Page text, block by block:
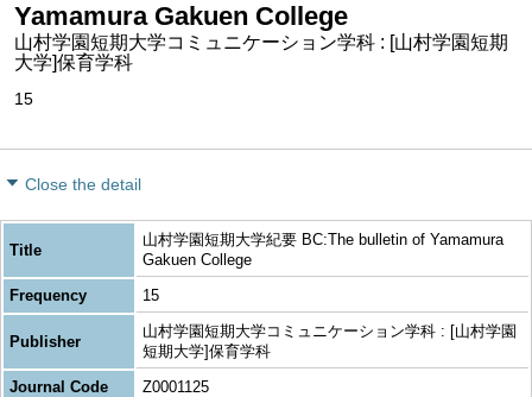
Yamamura Gakuen College
山村学園短期大学コミュニケーション学科 : [山村学園短期
大学]保育学科
15
Close the detail
Title
山村学園短期大学紀要 BC:The bulletin of Yamamura
Gakuen College
Frequency
15
Publisher
山村学園短期大学コミュニケーション学科 : [山村学園
短期大学]保育学科
Journal Code
Z0001125